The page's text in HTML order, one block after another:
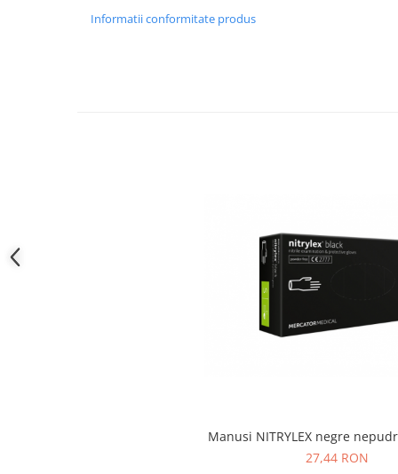
Incaltaminte
Informatii conformitate produs
Manusi NITRYLEX negre
27,44 RON